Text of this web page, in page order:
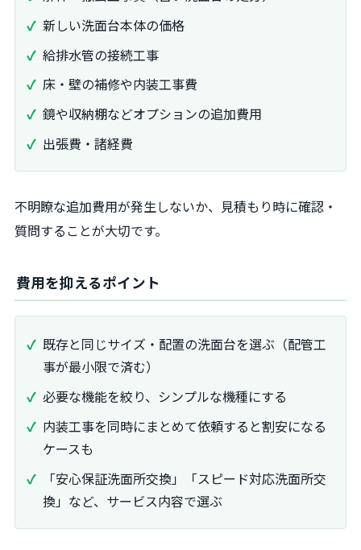
新しい洗面台本体の価格
給排水管の接続工事
床・壁の補修や内装工事費
鏡や収納棚などオプションの追加費用
出張費・諸経費
不明瞭な追加費用が発生しないか、見積もり時に確認・
質問することが大切です。
費用を抑えるポイント
既存と同じサイズ・配置の洗面台を選ぶ（配管工
事が最小限で済む）
必要な機能を絞り、シンプルな機種にする
内装工事を同時にまとめて依頼すると割安になる
ケースも
「安心保証洗面所交換」「スピード対応洗面所交
換」など、サービス内容で選ぶ